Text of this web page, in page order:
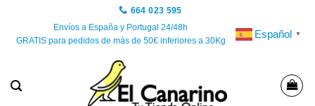
contenido
664 023 595
Envíos a España y Portugal 24/48h
GRATIS para pedidos de más de 50€ inferiores a 30Kg
Español ▼